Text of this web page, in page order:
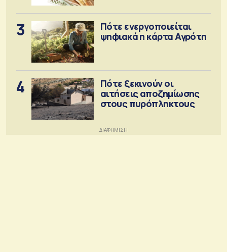
3
Πότε ενεργοποιείται
ψηφιακά η κάρτα Αγρότη
4
Πότε ξεκινούν οι
αιτήσεις αποζημίωσης
στους πυρόπληκτους